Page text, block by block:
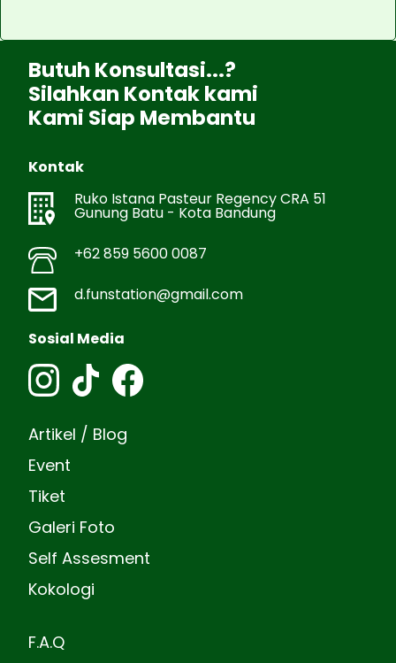
Butuh Konsultasi...?
Silahkan Kontak kami
Kami Siap Membantu
Kontak
Ruko Istana Pasteur Regency CRA 51
Gunung Batu - Kota Bandung
+62 859 5600 0087
d.funstation@gmail.com
Sosial Media
Artikel / Blog
Event
Tiket
Galeri Foto
Self Assesment
Kokologi
F.A.Q